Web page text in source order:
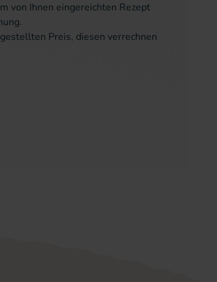
von Ihnen eingereichten Rezept
Preis, diesen verrechnen